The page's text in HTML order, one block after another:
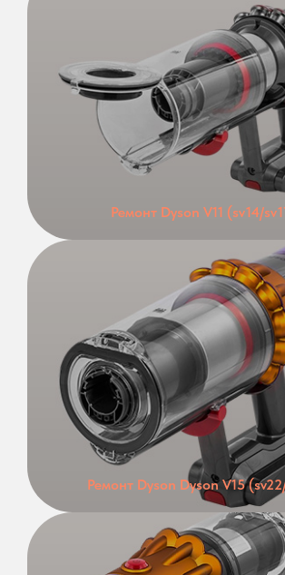
Ремонт Dyson V11 (sv14/
Ремонт Dyson Dyson V15